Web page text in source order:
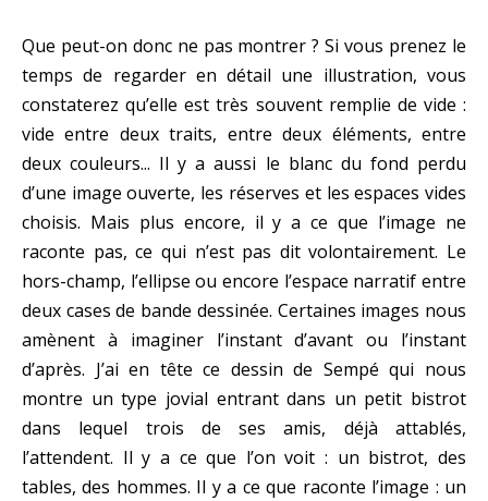
Que peut-on donc ne pas montrer ? Si vous prenez le
temps de regarder en détail une illustration, vous
constaterez qu’elle est très souvent remplie de vide :
vide entre deux traits, entre deux éléments, entre
deux couleurs... Il y a aussi le blanc du fond perdu
d’une image ouverte, les réserves et les espaces vides
choisis. Mais plus encore, il y a ce que l’image ne
raconte pas, ce qui n’est pas dit volontairement. Le
hors-champ, l’ellipse ou encore l’espace narratif entre
deux cases de bande dessinée. Certaines images nous
amènent à imaginer l’instant d’avant ou l’instant
d’après. J’ai en tête ce dessin de Sempé qui nous
montre un type jovial entrant dans un petit bistrot
dans lequel trois de ses amis, déjà attablés,
l’attendent. Il y a ce que l’on voit : un bistrot, des
tables, des hommes. Il y a ce que raconte l’image : un